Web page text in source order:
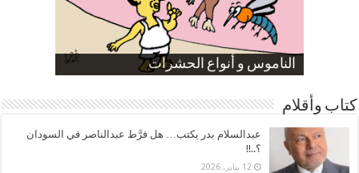
الناموس و أنواع الحشرات
الموظفين بعد ارتفاع الأسعار
ارتفاع نسبة الطلاق في مصر
صورة كاركاتيرية
صورة كاركاتيرية
كتاب وأقلام
عبدالسلام بدر يكتب… هل فرَّط عبدالناصر في السودان
؟..!!
12 يناير، 2026